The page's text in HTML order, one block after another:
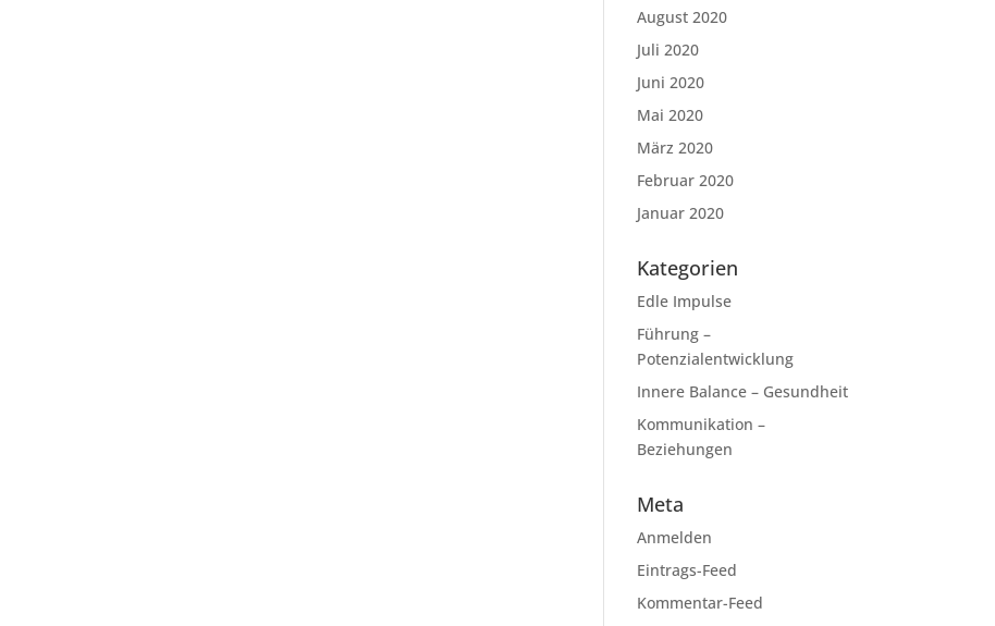
August 2020
Juli 2020
Juni 2020
Mai 2020
März 2020
Februar 2020
Januar 2020
Kategorien
Edle Impulse
Führung –
Potenzialentwicklung
Innere Balance – Gesundheit
Kommunikation –
Beziehungen
Meta
Anmelden
Eintrags-Feed
Kommentar-Feed